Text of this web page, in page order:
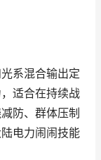
系混合输出定
适合在持续战
防、群体压制
电力闹闹技能